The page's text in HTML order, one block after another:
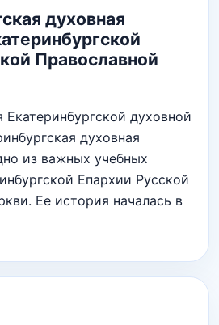
духовная
Православной
духовной
духовная
из важных учебных
Епархии Русской
Ее история началась в